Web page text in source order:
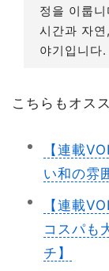
정을 이룹
시간과 자
야기입니다.
こちらもオス
【連載
い和の雰
【連載
コスパも
チ】